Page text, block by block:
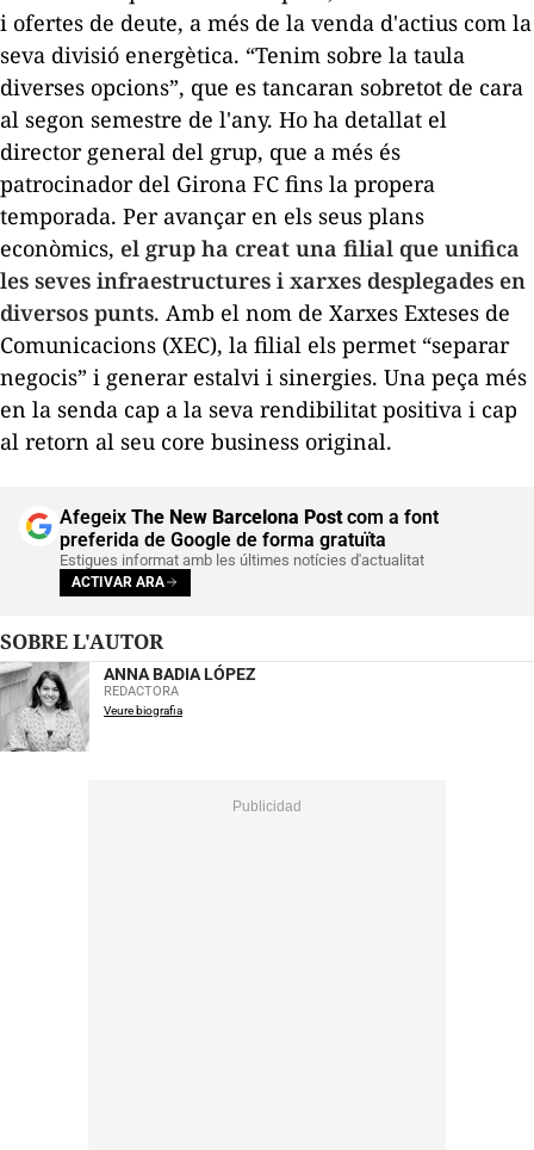
i ofertes de deute, a més de la venda d'actius com la
seva divisió energètica. “Tenim sobre la taula
diverses opcions”, que es tancaran sobretot de cara
al segon semestre de l'any. Ho ha detallat el
director general del grup, que a més és
patrocinador del Girona FC fins la propera
temporada. Per avançar en els seus plans
econòmics, el grup ha creat una filial que unifica
les seves infraestructures i xarxes desplegades en
diversos punts. Amb el nom de Xarxes Exteses de
Comunicacions (XEC), la filial els permet “separar
negocis” i generar estalvi i sinergies. Una peça més
en la senda cap a la seva rendibilitat positiva i cap
al retorn al seu core business original.
Afegeix The New Barcelona Postcom a font
preferida de Google de forma gratuïta
Estigues informat amb les últimes notícies d'actualitat
ACTIVAR ARA
SOBRE L'AUTOR
ANNA BADIA LÓPEZ
REDACTORA
Veure biografia